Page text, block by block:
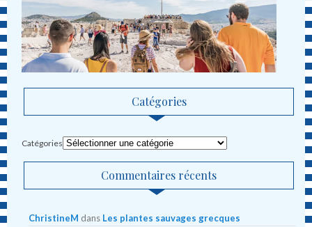
Catégories
Catégories
Commentaires récents
ChristineM dans Les plantes sauvages grecques